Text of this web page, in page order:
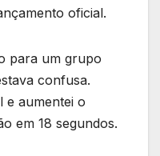
oficial.
para um grupo
confusa.
e aumentei o
em 18 segundos.